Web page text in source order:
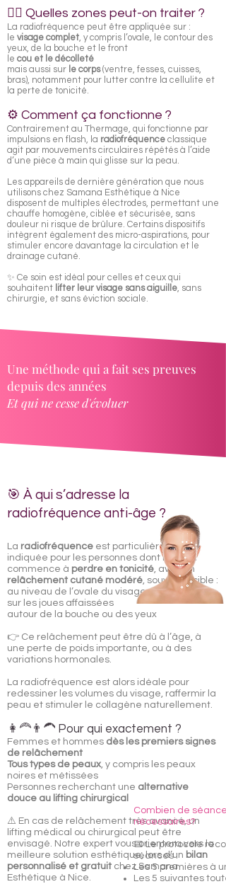
💆‍♀️ Quelles zones peut-on traiter ?
La radiofréquence peut être appliquée sur :
le visage complet , y compris l’ovale, le contour des
yeux, de la bouche et le front
le cou et le décolleté
mais aussi sur le corps(ventre, fesses, cuisses,
bras), notamment pour lutter contre la cellulite et
la perte de tonicité.
⚙️ Comment ça fonctionne ?
Contrairement au Thermage, qui fonctionne par
impulsions en flash, la radiofréquence classique
agit par mouvements circulaires répétés à l’aide
d’une pièce à main qui glisse sur la peau.
Les appareils de dernière génération que nous
utilisons chez Samana Esthétique à Nice
disposent de multiples électrodes, permettant une
chauffe homogène, ciblée et sécurisée, sans
douleur ni risque de brûlure. Certains dispositifs
intègrent également des micro-aspirations, pour
stimuler encore davantage la circulation et le
drainage cutané.
✨ Ce soin est idéal pour celles et ceux qui
souhaitent lifter leur visage sans aiguille , sans
chirurgie, et sans éviction sociale.
Une méthode qui a fait ses preuves
depuis des années
Et qui ne cesse d'évoluer
🎯 À qui s’adresse la
radiofréquence anti-âge ?
La radiofréquence est particulièrement
indiquée pour les personnes dont la peau
commence à perdre en tonicité , avec un
relâchement cutané modéré , souvent visible :
au niveau de l’ovale du visage
sur les joues affaissées
autour de la bouche ou des yeux
👉 Ce relâchement peut être dû à l’âge, à
une perte de poids importante, ou à des
variations hormonales.
La radiofréquence est alors idéale pour
redessiner les volumes du visage, raffermir la
peau et stimuler le collagène naturellement.
👩‍🦰👨‍🦱 Pour qui exactement ?
Femmes et hommes dès les premiers signes
de relâchement
Tous types de peaux , y compris les peaux
noires et métissées
Personnes recherchant une alternative
douce au lifting chirurgical
⚠️ En cas de relâchement très avancé, un
lifting médical ou chirurgical peut être
envisagé. Notre expert vous orientera vers la
meilleure solution esthétique, lors d’un bilan
personnalisé et gratuit chez Samana
Esthétique à Nice.
Combien de
nécessaires?
📅 Le protocole
séances :
Les 5 premières à
Les 5 suivantes